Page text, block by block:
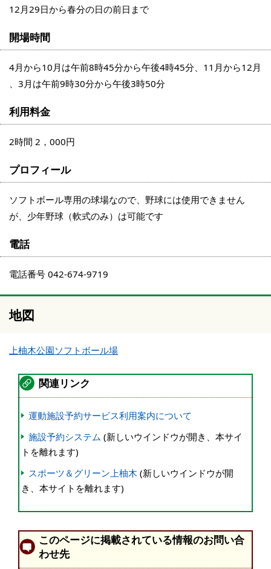
12月29日から春分の日の前日まで
開場時間
4月から10月は午前8時45分から午後4時45分、11月から12月
、3月は午前9時30分から午後3時50分
利用料金
2時間 2，000円
プロフィール
ソフトボール専用の球場なので、野球には使用できません
が、少年野球（軟式のみ）は可能です
電話
電話番号 042-674-9719
地図
上柚木公園ソフトボール場
関連リンク
運動施設予約サービス利用案内について
施設予約システム (新しいウインドウが開き、本サイ
トを離れます)
スポーツ＆グリーン上柚木 (新しいウインドウが開
き、本サイトを離れます)
このページに掲載されている情報のお問い合
わせ先